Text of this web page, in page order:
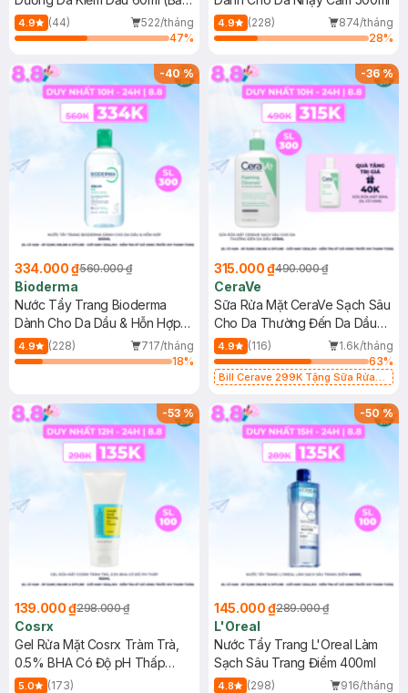
Mới)
4.9 (44)
522/tháng
47%
4.9 (228)
874/tháng
28%
-40%
334.000 ₫560.000 ₫
Bioderma
Nước Tẩy Trang Bioderma
Dành Cho Da Dầu & Hỗn Hợp
500ml
4.9 (228)
717/tháng
18%
-36%
315.000 ₫490.000 ₫
CeraVe
Sữa Rửa Mặt CeraVe Sạch Sâu
Cho Da Thường Đến Da Dầu
473ml
4.9 (116)
1.6k/tháng
63%
Bill Cerave 299K Tặng Sữa Rửa
-53%
139.000 ₫298.000 ₫
Cosrx
Gel Rửa Mặt Cosrx Tràm Trà,
0.5% BHA Có Độ pH Thấp
150ml
5.0
(173)
-50%
145.000 ₫289.000 ₫
L'Oreal
Nước Tẩy Trang L'Oreal Làm
Sạch Sâu Trang Điểm 400ml
4.8 (298)
916/tháng